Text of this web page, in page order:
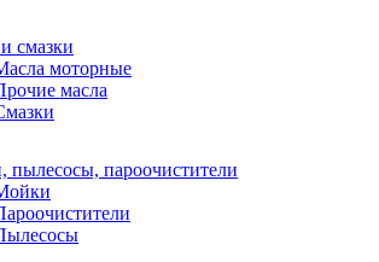
смазки
моторные
масла
пылесосы, пароочистители